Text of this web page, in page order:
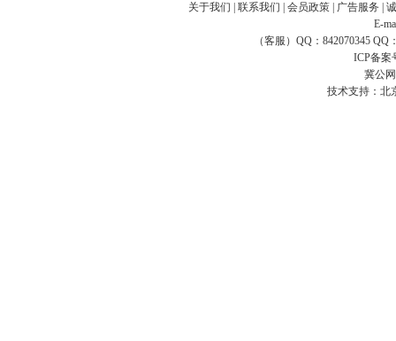
关于我们 联系我们 会员政策| 广告服务
E-
（客服）QQ：842070345 QQ
ICP备案
冀公
技术支持： 北